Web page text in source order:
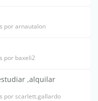
por arnautalon
por baxeli2
,alquilar
por scarlett.gallardo